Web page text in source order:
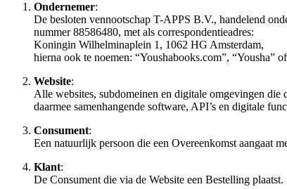
Ondernemer:
De besloten vennootschap T-APPS B.V., handelend
nummer 88586480, met als correspondentieadres:
Koningin Wilhelminaplein 1, 1062 HG Amsterdam,
hierna ook te noemen: “Youshabooks.com”, “Yousha”
Website:
Alle websites, subdomeinen en digitale omgevingen
daarmee samenhangende software, API’s en digitale
Consument:
Een natuurlijk persoon die een Overeenkomst aangaat
Klant:
De Consument die via de Website een Bestelling plaatst.